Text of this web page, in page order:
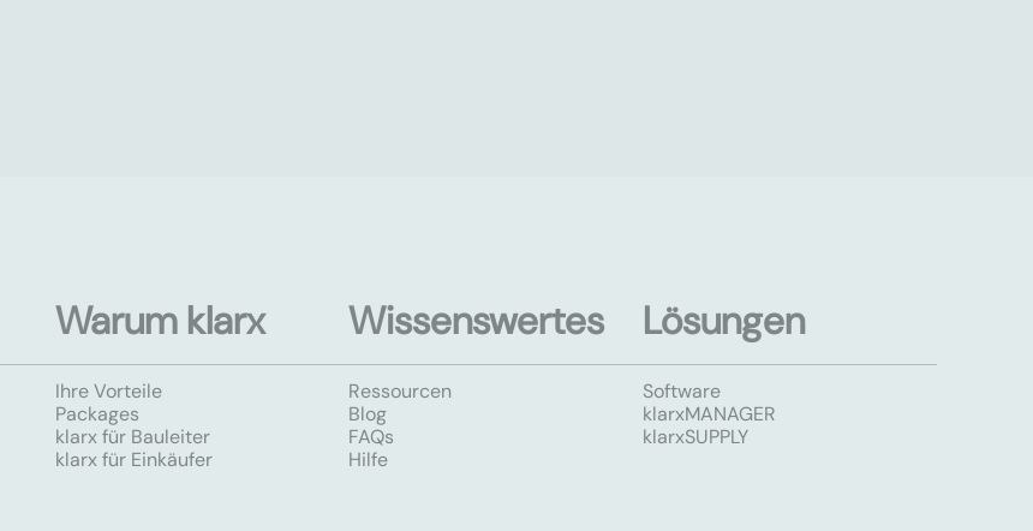
Warum klarx
Ihre Vorteile
Packages
klarx für Bauleiter
klarx für Einkäufer
Wissenswertes
Ressourcen
Blog
FAQs
Hilfe
Lösungen
Software
klarxMANAGER
klarxSUPPLY